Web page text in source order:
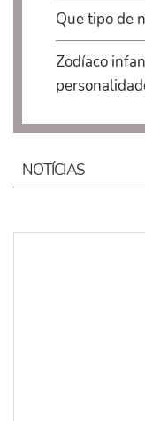
Que tipo de
Zodíaco
NOTÍCIAS